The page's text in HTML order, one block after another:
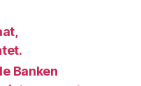
Banken